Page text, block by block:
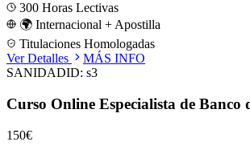
300 Horas Lectivas
🌍 Internacional + Apostilla
Titulaciones Homologadas
Ver Detalles
MÁS INFO
SANIDADID: s3
Curso Online Especialista de Banco
150€